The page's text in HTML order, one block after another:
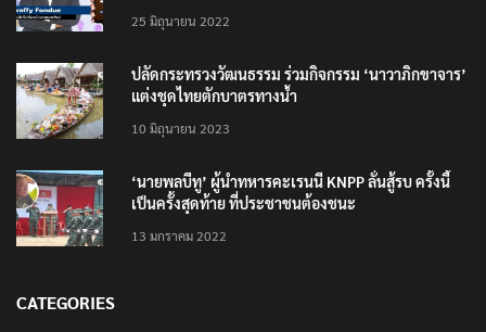
25 มิถุนายน 2022
ปลัดกระทรวงวัฒนธรรม ร่วมกิจกรรม ‘นาวาภิกขาจาร’
แต่งชุดไทยตักบาตรทางน้ำ
10 มิถุนายน 2023
‘นายพลบีทู’ ผู้นำทหารคะเรนนี KNPP ลั่นสู้รบ ครั้งนี้
เป็นครั้งสุดท้าย ที่ประชาชนต้องชนะ
13 มกราคม 2022
CATEGORIES